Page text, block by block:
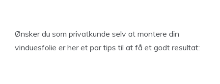
Ønsker du som privatkunde selv at montere din
vinduesfolie er her et par tips til at få et godt resultat: